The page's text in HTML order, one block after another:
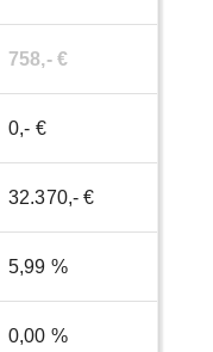
758,- €
0,- €
32.370,- €
5,99 %
0,00 %